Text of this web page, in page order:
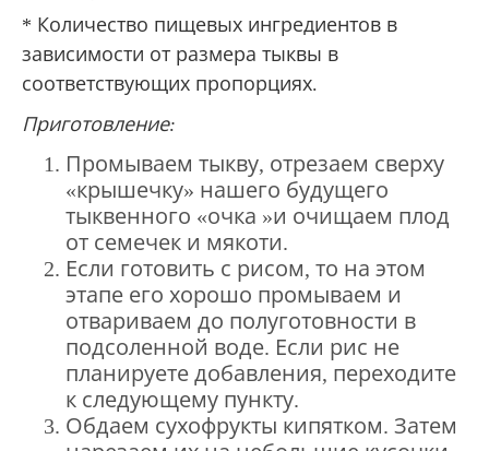
* Количество пищевых ингредиентов в
зависимости от размера тыквы в
соответствующих пропорциях.
Приготовление:
Промываем тыкву, отрезаем сверху
«крышечку» нашего будущего
тыквенного «очка »и очищаем плод
от семечек и мякоти.
Если готовить с рисом, то на этом
этапе его хорошо промываем и
отвариваем до полуготовности в
подсоленной воде. Если рис не
планируете добавления, переходите
к следующему пункту.
Обдаем сухофрукты кипятком. Затем